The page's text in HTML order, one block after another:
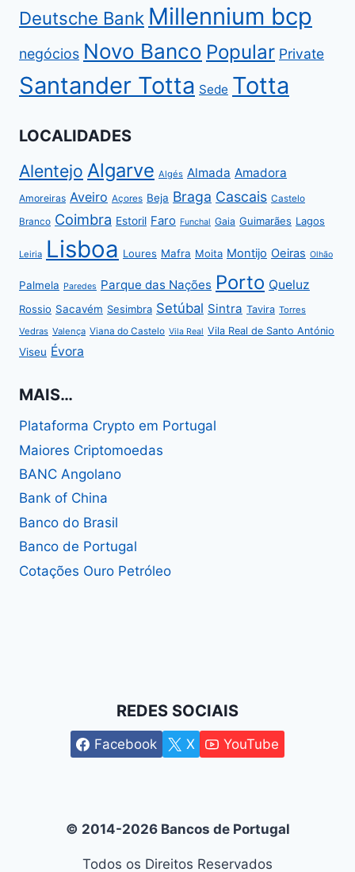
Deutsche Bank Millennium bcp
negócios Novo Banco Popular Private
Santander Totta Sede Totta
LOCALIDADES
Alentejo Algarve Algés Almada Amadora
Amoreiras Aveiro Açores Beja Braga Cascais Castelo
Branco Coimbra Estoril Faro Funchal Gaia Guimarães Lagos
Leiria Lisboa Loures Mafra Moita Montijo Oeiras Olhão
Palmela Paredes Parque das Nações Porto Queluz
Rossio Sacavém Sesimbra Setúbal Sintra Tavira Torres
Vedras Valença Viana do Castelo Vila Real Vila Real de Santo António
Viseu Évora
MAIS…
Plataforma Crypto em Portugal
Maiores Criptomoedas
BANC Angolano
Bank of China
Banco do Brasil
Banco de Portugal
Cotações Ouro Petróleo
REDES SOCIAIS
Facebook X YouTube
© 2014-2026 Bancos de Portugal
Todos os Direitos Reservados